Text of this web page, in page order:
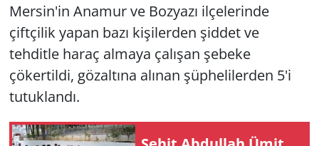
Mersin'in Anamur ve Bozyazı ilçelerinde
çiftçilik yapan bazı kişilerden şiddet ve
tehditle haraç almaya çalışan şebeke
çökertildi, gözaltına alınan şüphelilerden 5'i
tutuklandı.